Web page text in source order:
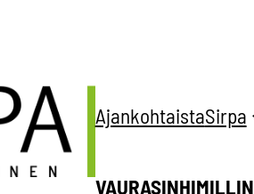
AjankohtaistaSirpa
VAURAS